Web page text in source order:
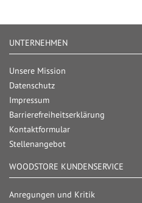
UNTERNEHMEN
Unsere Mission
Datenschutz
Impressum
Barrierefreiheitserklärung
Kontaktformular
Stellenangebot
WOODSTORE KUNDENSERVICE
Anregungen und Kritik